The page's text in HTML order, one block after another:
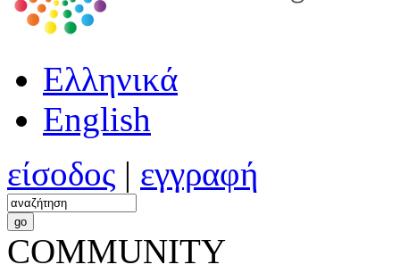
Ελληνικά
English
είσοδος | εγγραφή
COMMUNITY